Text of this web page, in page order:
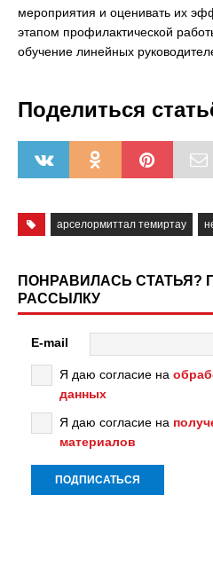
мероприятия и оценивать их
этапом профилактической
обучение линейных
Поделиться
арселормиттал темиртау
ПОНРАВИЛАСЬ СТАТЬЯ?
РАССЫЛКУ
E-mail
Я даю согласие на
данных
Я даю согласие на
материалов